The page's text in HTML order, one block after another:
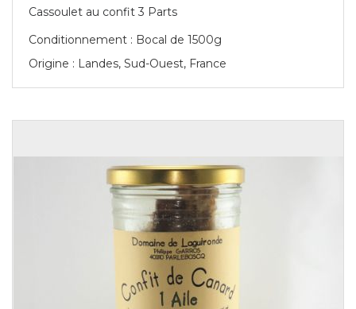
Cassoulet au confit 3 Parts
Conditionnement : Bocal de 1500g
Origine : Landes, Sud-Ouest, France